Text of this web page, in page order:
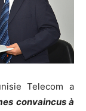
Telecom a
convaincus à